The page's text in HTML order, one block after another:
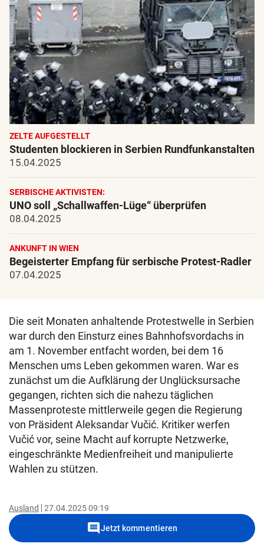
ZELTE AUFGESTELLT
Studenten blockieren in Serbien Rundfunkanstalten
15.04.2025
SERBISCHE AKTIVISTEN:
UNO soll „Schallwaffen-Lüge“ überprüfen
08.04.2025
ANKUNFT IN WIEN
Begeisterter Empfang für serbische Protest-Radler
07.04.2025
Die seit Monaten anhaltende Protestwelle in Serbien
war durch den Einsturz eines Bahnhofsvordachs in
am 1. November entfacht worden, bei dem 16
Menschen ums Leben gekommen waren. War es
zunächst um die Aufklärung der Unglücksursache
gegangen, richten sich die nahezu täglichen
Massenproteste mittlerweile gegen die Regierung
von Präsident Aleksandar Vučić. Kritiker werfen
Vučić vor, seine Macht auf korrupte Netzwerke,
eingeschränkte Medienfreiheit und manipulierte
Wahlen zu stützen.
Ausland 27.04.2025 09:19
commentJetzt kommentieren